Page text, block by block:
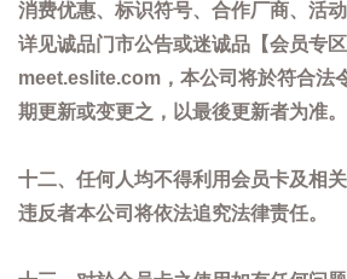
消费优惠、标识符号、合作厂商、活
详见诚品门市公告或迷诚品【会员专区
meet.eslite.com，本公司将於符合法
期更新或变更之，以最後更新者为准。
十二、任何人均不得利用会员卡及相
违反者本公司将依法追究法律责任。